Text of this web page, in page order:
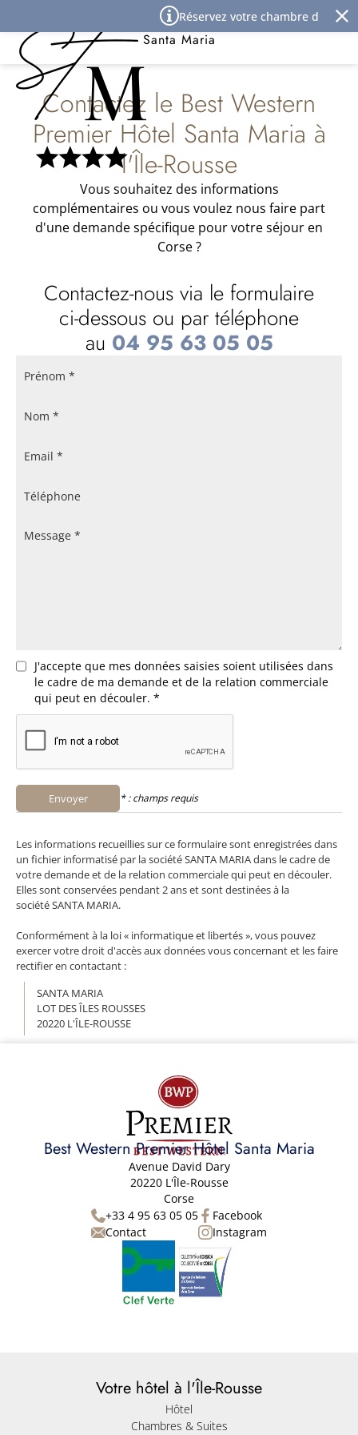
Réservez votre chambre d'hôtel à
Best Western Premier Hôtel
Santa Maria
Contactez le Best Western
Premier Hôtel Santa Maria à
l'Île-Rousse
Vous souhaitez des informations
complémentaires ou vous voulez nous faire part
d'une demande spécifique pour votre séjour en
Corse ?
Contactez-nous via le formulaire
ci-dessous ou par téléphone
au 04 95 63 05 05
J'accepte que mes données saisies soient utilisées dans
le cadre de ma demande et de la relation commerciale
qui peut en découler. *
Envoyer * : champs requis
Les informations recueillies sur ce formulaire sont enregistrées dans
un fichier informatisé par la société SANTA MARIA dans le cadre de
votre demande et de la relation commerciale qui peut en découler.
Elles sont conservées pendant 2 ans et sont destinées à la
société SANTA MARIA.
Conformément à la loi « informatique et libertés », vous pouvez
exercer votre droit d'accès aux données vous concernant et les faire
rectifier en contactant :
SANTA MARIA
LOT DES ÎLES ROUSSES
20220 L'ÎLE-ROUSSE
Best Western Premier Hôtel Santa Maria
Avenue David Dary
20220 L'Île-Rousse
Corse
+33 4 95 63 05 05
Contact
Facebook
Instagram
Votre hôtel à l'Île-Rousse
Hôtel
Chambres & Suites
Panneau de gestion des cookies